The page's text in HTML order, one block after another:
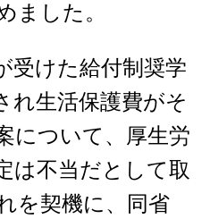
ました。
けた給付制奨学
れ生活保護費がそ
について、厚生労
は不当だとして取
を契機に、同省